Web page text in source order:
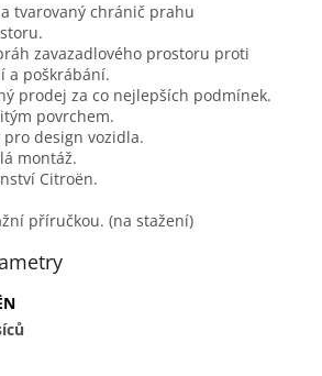
tvarovaný chránič prahu
zavazadlového prostoru proti
a poškrábání.
prodej za co nejlepších podmínek.
povrchem.
design vozidla.
montáž.
Citroën.
příručkou. (na stažení)